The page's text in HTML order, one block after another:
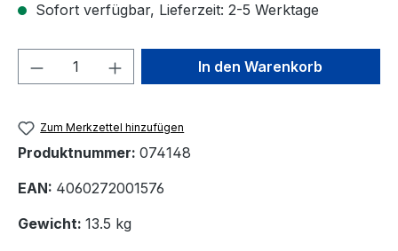
Sofort verfügbar, Lieferzeit: 2-5 Werktage
Produkt Anzahl: Gib denIn den Warenkorb
Zum Merkzettel hinzufügen
Produktnummer: 074148
EAN: 4060272001576
Gewicht: 13.5 kg